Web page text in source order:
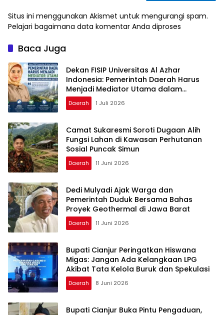
Situs ini menggunakan Akismet untuk mengurangi spam.
Pelajari bagaimana data komentar Anda diproses
Baca Juga
Dekan FISIP Universitas Al Azhar
Indonesia: Pemerintah Daerah Harus
Menjadi Mediator Utama dalam
Pengembangan Geotermal
Daerah 1 Juli 2026
Camat Sukaresmi Soroti Dugaan Alih
Fungsi Lahan di Kawasan Perhutanan
Sosial Puncak Simun
Daerah 11 Juni 2026
Dedi Mulyadi Ajak Warga dan
Pemerintah Duduk Bersama Bahas
Proyek Geothermal di Jawa Barat
Daerah 11 Juni 2026
Bupati Cianjur Peringatkan Hiswana
Migas: Jangan Ada Kelangkaan LPG
Akibat Tata Kelola Buruk dan Spekulasi
Daerah 8 Juni 2026
Bupati Cianjur Buka Pintu Pengaduan,